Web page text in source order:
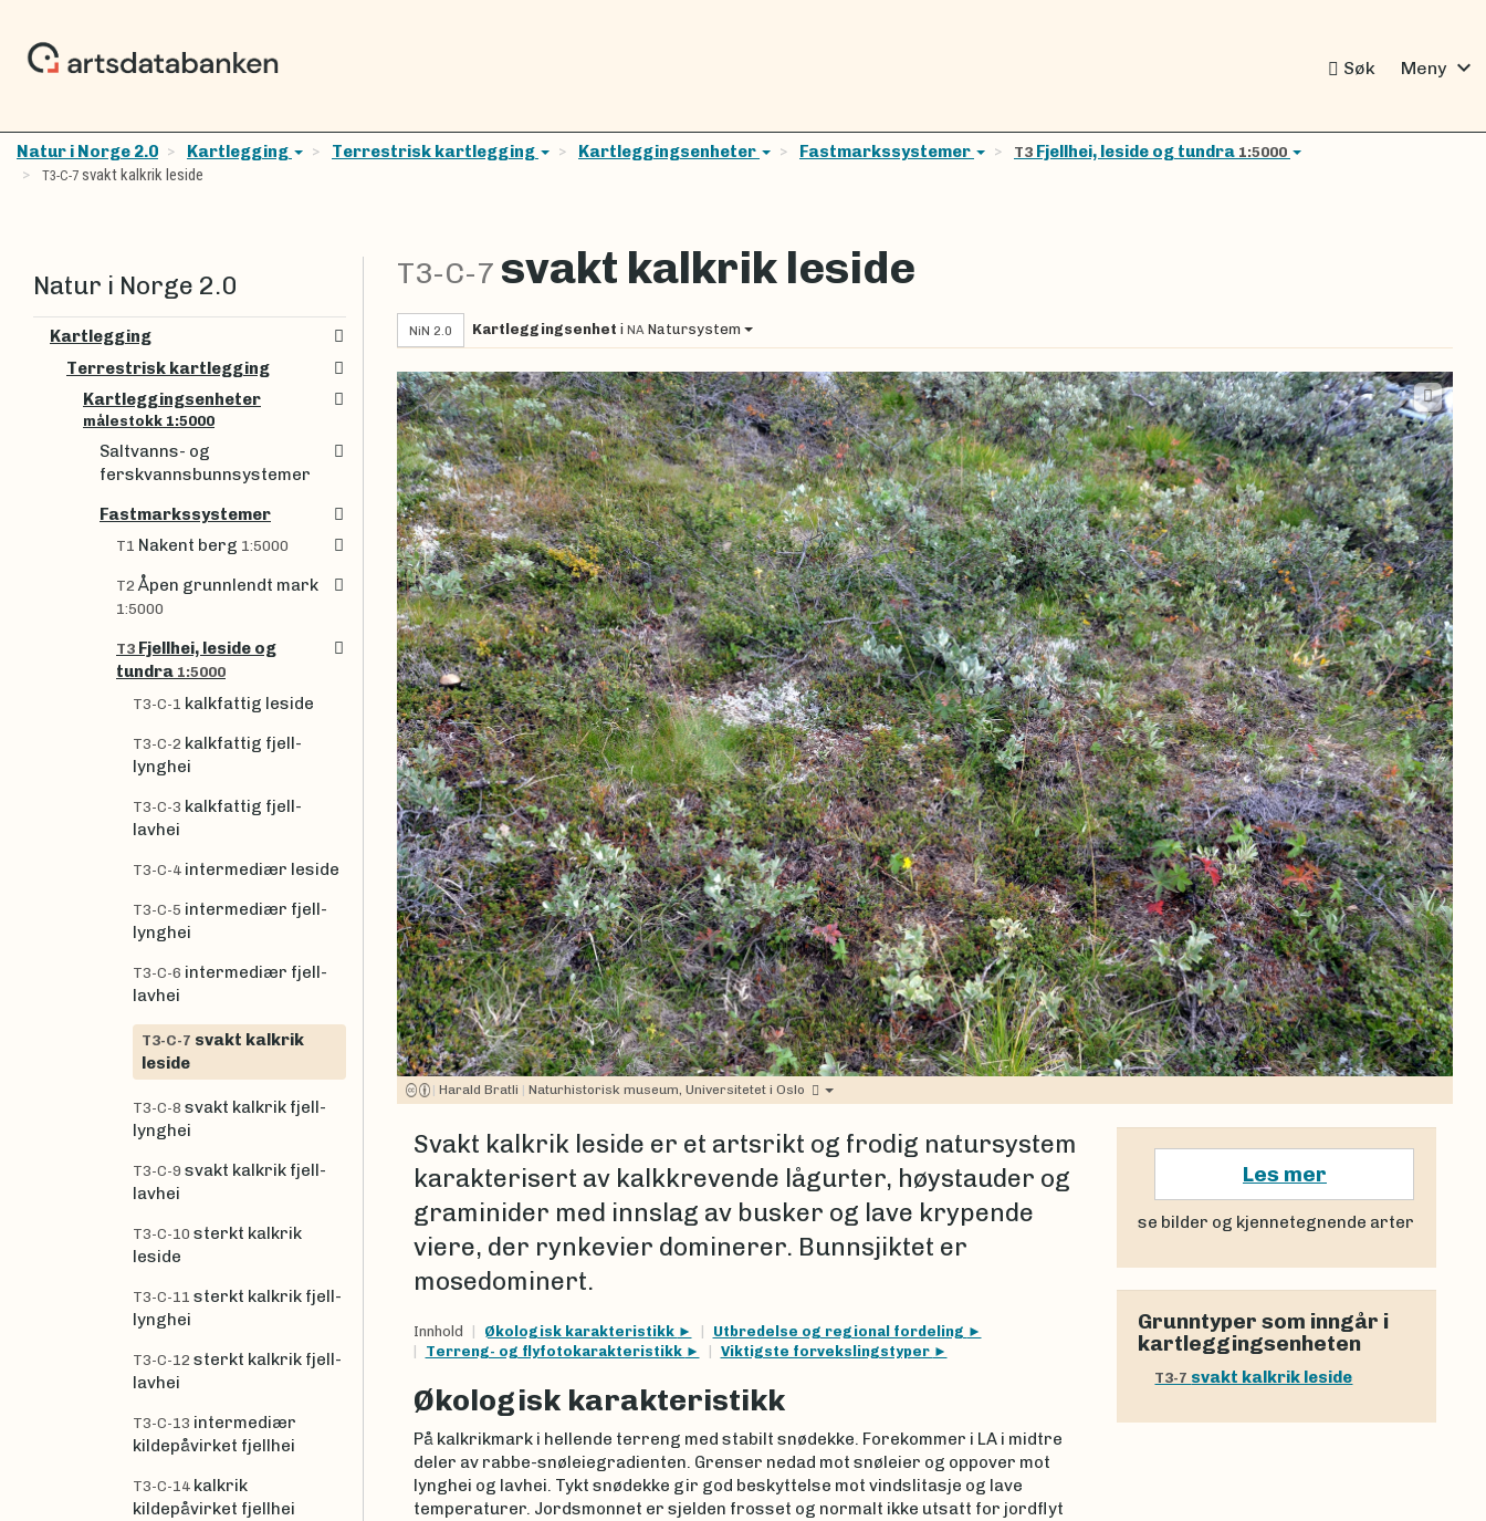
Søk Meny expand_more
Natur i Norge 2.0 Kartlegging Terrestrisk kartlegging Kartleggingsenheter Fastmarkssystemer T3 Fjellhei, leside og tundra 1:5000
T3-C-7 svakt kalkrik leside
T3-C-7 svakt kalkrik leside
NiN 2.0 Kartleggingsenhet i NA Natursystem
| Harald Bratli | Naturhistorisk museum, Universitetet i Oslo
Svakt kalkrik leside er et artsrikt og frodig natursystem
karakterisert av kalkkrevende lågurter, høystauder og
graminider med innslag av busker og lave krypende
viere, der rynkevier dominerer. Bunnsjiktet er
mosedominert.
Innhold Økologisk karakteristikk
Utbredelse og regional fordeling
Terreng- og flyfotokarakteristikk
Viktigste forvekslingstyper
Økologisk karakteristikk
På kalkrikmark i hellende terreng med stabilt snødekke. Forekommer i LA i midtre
deler av rabbe-snøleiegradienten. Grenser nedad mot snøleier og oppover mot
lynghei og lavhei. Tykt snødekke gir god beskyttelse mot vindslitasje og lave
temperaturer. Jordsmonnet er sjelden frosset og normalt ikke utsatt for jordflyt
Les mer
se bilder og kjennetegnende arter
Grunntyper som inngår i
kartleggingsenheten
T3-7 svakt kalkrik leside
Natur i Norge 2.0
Kartlegging
Terrestrisk kartlegging
Kartleggingsenheter
målestokk 1:5000
Saltvanns- og
ferskvannsbunnsystemer
Fastmarkssystemer
T1 Nakent berg 1:5000
T2Åpen grunnlendt mark
1:5000
T3 Fjellhei, leside og
tundra 1:5000
T3-C-1 kalkfattig leside
T3-C-2 kalkfattig fjell-
lynghei
T3-C-3 kalkfattig fjell-
lavhei
T3-C-4 intermediær leside
T3-C-5 intermediær fjell-
lynghei
T3-C-6 intermediær fjell-
lavhei
T3-C-7 svakt kalkrik
leside
T3-C-8 svakt kalkrik fjell-
lynghei
T3-C-9 svakt kalkrik fjell-
lavhei
T3-C-10 sterkt kalkrik
leside
T3-C-11 sterkt kalkrik fjell-
lynghei
T3-C-12 sterkt kalkrik fjell-
lavhei
T3-C-13 intermediær
kildepåvirket fjellhei
T3-C-14 kalkrik
kildepåvirket fjellhei